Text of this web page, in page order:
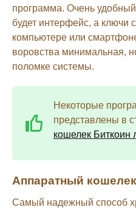
программа. Очень
будет интерфейс, а ключи
компьютере или
воровства минимальная,
поломке системы.
Некоторые
представлены в
кошелек Биткоин
Аппаратный кошелек
Самый надежный способ